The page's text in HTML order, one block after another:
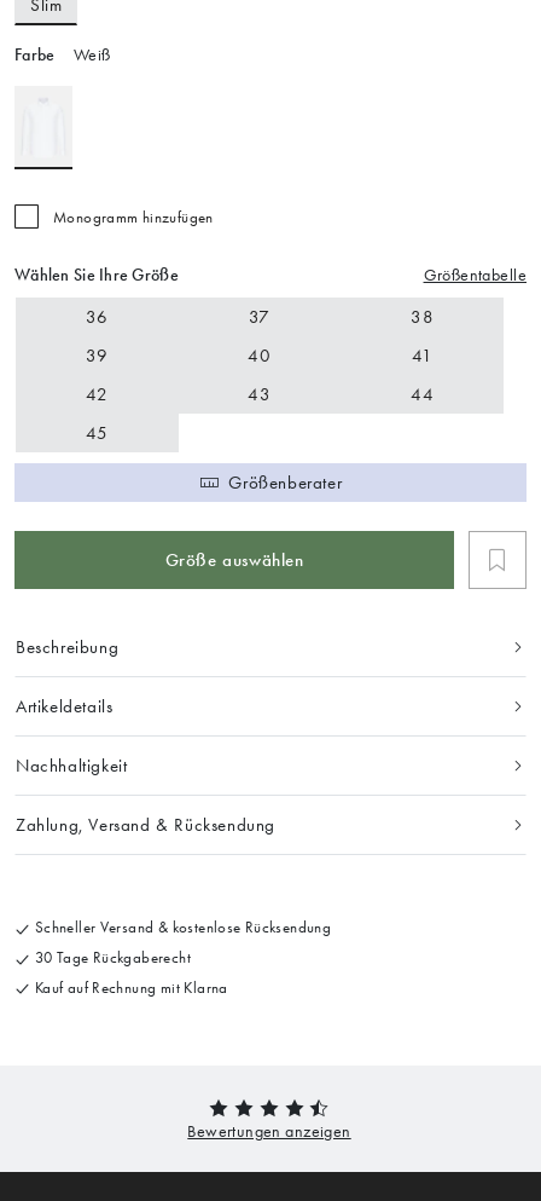
Slim
Farbe Weiß
Monogramm hinzufügen
Wählen Sie Ihre Größe Größentabelle
36 37
38
39
40
41
42
43
44
45
Größenberater
Größe auswählen
Beschreibung
Artikeldetails
Nachhaltigkeit
Zahlung, Versand & Rücksendung
Schneller Versand & kostenlose Rücksendung
30 Tage Rückgaberecht
Kauf auf Rechnung mit Klarna